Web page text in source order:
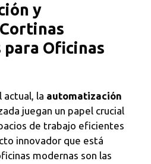
y
Oficinas
actual, la automatización
juegan un papel crucial
de trabajo eficientes
innovador que está
modernas son las